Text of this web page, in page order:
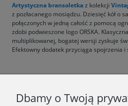
Artystyczna bransoletkaz kolekcji
z pozłacanego mosiądzu. Dziesięć kół o
połączonych w jedną całość z pomocą
zdobi podwieszone logo ORSKA.
multiplikowanej, bogatej wersji zyskuje
Efektowny dodatek przyciąga spojrzenia i
Dbamy o Twoją